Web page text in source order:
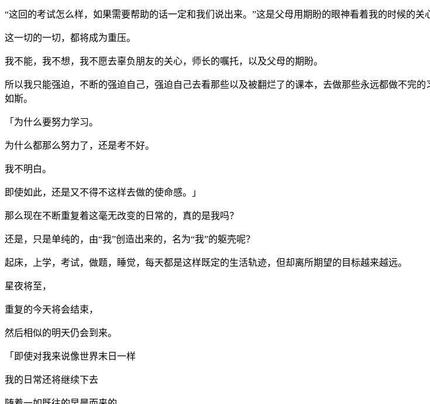
“这回的考试怎么样，如果需要帮助的话一定和我们说出来。”这是父母用期盼的眼神看着我的时候的关
这一切的一切，都将成为重压。
我不能，我不想，我不愿去辜负朋友的关心，师长的嘱托，以及父母的期盼。
所以我只能强迫，不断的强迫自己，强迫自己去看那些以及被翻烂了的课本，去做那些永远都做不完
如斯。
「为什么要努力学习。
为什么都那么努力了，还是考不好。
我不明白。
即使如此，还是又不得不这样去做的使命感。」
那么现在不断重复着这毫无改变的日常的，真的是我吗？
还是，只是单纯的，由“我”创造出来的，名为“我”的躯壳呢？
起床，上学，考试，做题，睡觉，每天都是这样既定的生活轨迹，但却离所期望的目标越来越远。
星夜将至，
重复的今天将会结束，
然后相似的明天仍会到来。
「即使对我来说像世界末日一样
我的日常还将继续下去